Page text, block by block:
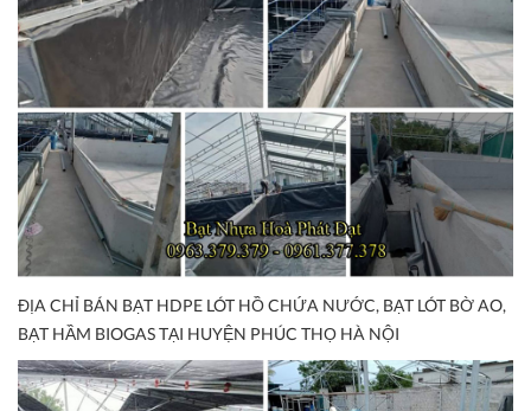
ĐỊA CHỈ BÁN BẠT HDPE LÓT HỒ CHỨA NƯỚC, BẠT LÓT BỜ AO,
BẠT HẦM BIOGAS TẠI HUYỆN PHÚC THỌ HÀ NỘI